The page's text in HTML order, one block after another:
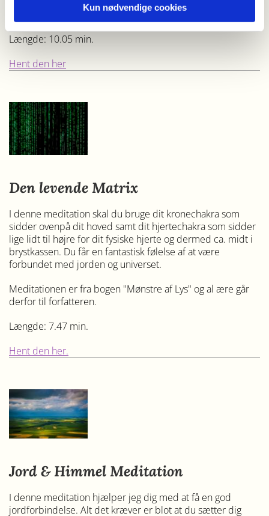
Kun nødvendige cookies
Jeg ønsker dig en fantastisk god dag :)
Længde: 10.05 min.
Hent den her
Den levende Matrix
I denne meditation skal du bruge dit kronechakra som
sidder ovenpå dit hoved samt dit hjertechakra som sidder
lige lidt til højre for dit fysiske hjerte og dermed ca. midt i
brystkassen. Du får en fantastisk følelse af at være
forbundet med jorden og universet.
Meditationen er fra bogen "Mønstre af Lys" og al ære går
derfor til forfatteren.
Længde: 7.47 min.
Hent den her.
Jord & Himmel Meditation
I denne meditation hjælper jeg dig med at få en god
jordforbindelse. Alt det kræver er blot at du sætter dig